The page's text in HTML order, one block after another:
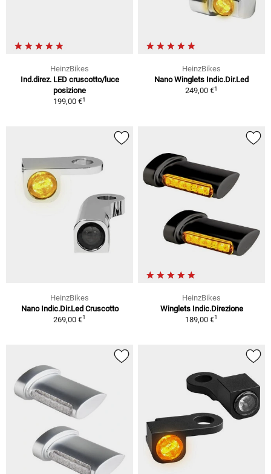
HeinzBikes
Ind.direz. LED cruscotto/luce
posizione
199,00 €1
HeinzBikes
Nano Winglets Indic.Dir.Led
249,00 €1
HeinzBikes
Nano Indic.Dir.Led Cruscotto
269,00 €1
HeinzBikes
Winglets Indic.Direzione
189,00 €1